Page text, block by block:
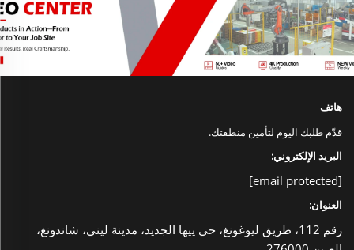
هاتف
قدّم طلبك اليوم لتأمين منطقتك.
البريد الإلكتروني:
[email protected]
العنوان:
رقم 112، طريق ليوغونغ، حي ييها الجديد، مدينة ليني، شاندونغ،